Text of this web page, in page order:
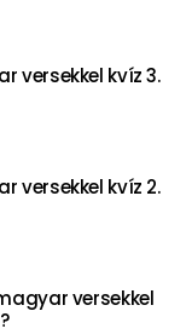
versekkel kvíz 3.
versekkel kvíz 2.
versekkel